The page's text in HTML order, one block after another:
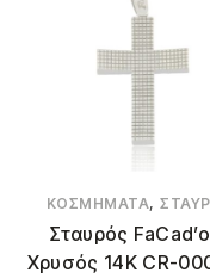
ΚΟΣΜΉΜΑΤΑ,
Σταυρός
Χρυσός 14Κ CR-